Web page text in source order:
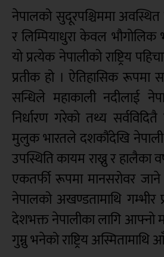
नेपालको सुदूरपश्चिममा
र लिम्पियाधुरा केवल भौगोलिक
यो प्रत्येक नेपालीको राष्ट्रिय
प्रतीक हो । ऐतिहासिक रूपमा
सन्धिले महाकाली नदीलाई
निर्धारण गरेको तथ्य
मुलुक भारतले दशकौंदेखि
उपस्थिति कायम राख्नु र हालैका
एकतर्फी रूपमा मानसरोवर
नेपालको अखण्डतामाथि गम्भीर
देशभक्त नेपालीका लागि आफ्नो
गुम्नु भनेको राष्ट्रिय